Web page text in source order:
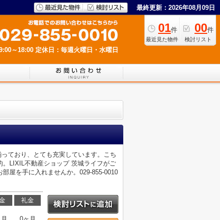
最終更新：2026年08月09日
01件
最近見た物件
00件
検討リスト
～18:00 定休日：毎週火曜日・水曜日
ており、とても充実しています。こち
LIXIL不動産ショップ 茨城ライフがご
屋を手に入れませんか。029-855-0010
礼金